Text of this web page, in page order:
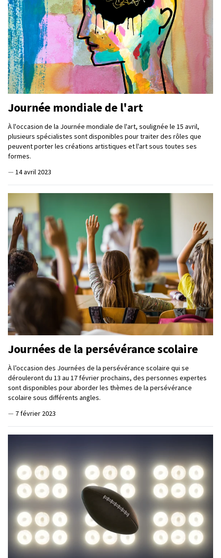
Journée mondiale de l'art
À l'occasion de la Journée mondiale de l'art, soulignée le 15 avril,
plusieurs spécialistes sont disponibles pour traiter des rôles que
peuvent porter les créations artistiques et l'art sous toutes ses
formes.
— 14 avril 2023
Journées de la persévérance scolaire
À l’occasion des Journées de la persévérance scolaire qui se
dérouleront du 13 au 17 février prochains, des personnes expertes
sont disponibles pour aborder les thèmes de la persévérance
scolaire sous différents angles.
— 7 février 2023